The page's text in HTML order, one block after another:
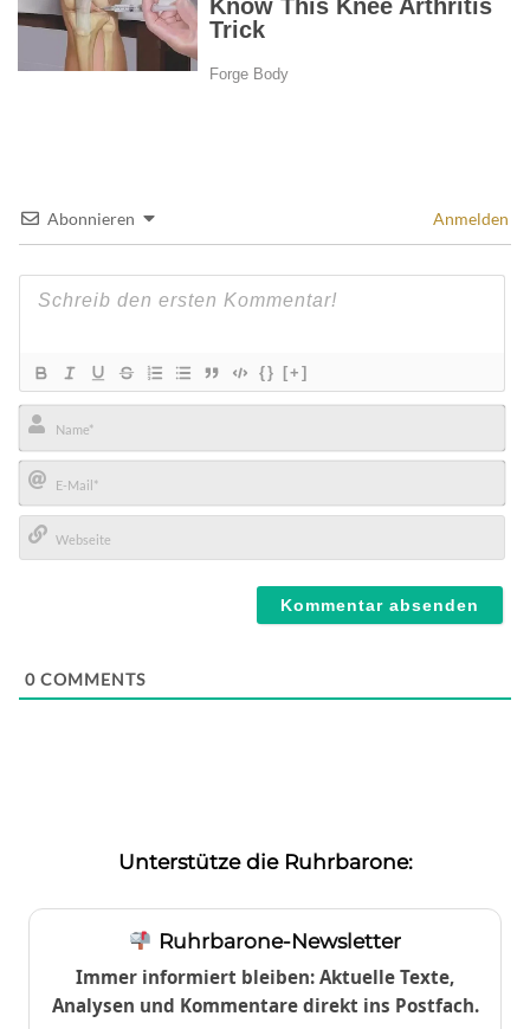
Abonnieren Anmelden
{} [+]
Name*
E-
Mail*
0 COMMENTS
Unterstütze die Ruhrbarone:
Ruhrbarone-Newsletter
Immer informiert bleiben: Aktuelle Texte,
Analysen und Kommentare direkt ins Postfach.